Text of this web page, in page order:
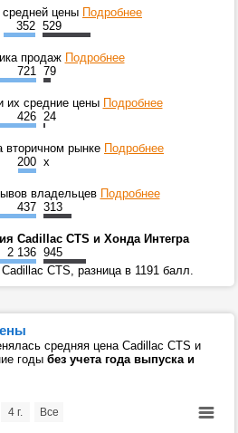
средней цены Подробнее
352 529
продаж Подробнее
721
79
их средние цены Подробнее
426 24
вторичном рынке Подробнее
200 x
владельцев Подробнее
437 313
Cadillac CTS и Хонда Интегра
2 136 945
CTS, разница в 1191 балл.
средняя цена Cadillac CTS и
годы без учета года выпуска и
4 г. Все